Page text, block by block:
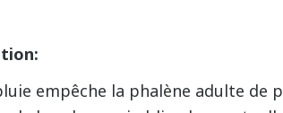
empêche la phalène adulte de